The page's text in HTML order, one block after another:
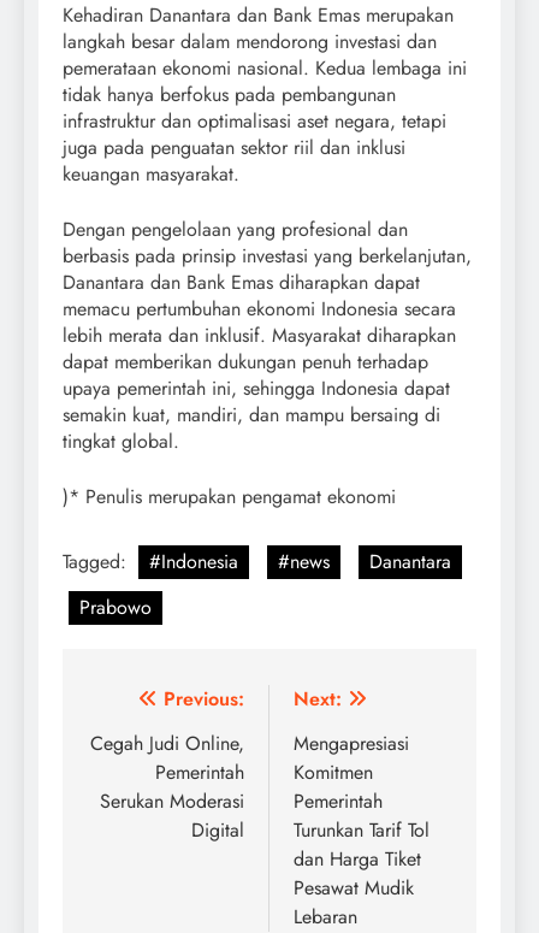
Kehadiran Danantara dan Bank Emas merupakan
langkah besar dalam mendorong investasi dan
pemerataan ekonomi nasional. Kedua lembaga ini
tidak hanya berfokus pada pembangunan
infrastruktur dan optimalisasi aset negara, tetapi
juga pada penguatan sektor riil dan inklusi
keuangan masyarakat.
Dengan pengelolaan yang profesional dan
berbasis pada prinsip investasi yang berkelanjutan,
Danantara dan Bank Emas diharapkan dapat
memacu pertumbuhan ekonomi Indonesia secara
lebih merata dan inklusif. Masyarakat diharapkan
dapat memberikan dukungan penuh terhadap
upaya pemerintah ini, sehingga Indonesia dapat
semakin kuat, mandiri, dan mampu bersaing di
tingkat global.
)* Penulis merupakan pengamat ekonomi
Tagged: #Indonesia #news
Danantara
Prabowo
Post
navigation
Previous:
Cegah Judi Online,
Pemerintah
Serukan Moderasi
Digital
Next:
Mengapresiasi
Komitmen
Pemerintah
Turunkan Tarif Tol
dan Harga Tiket
Pesawat Mudik
Lebaran